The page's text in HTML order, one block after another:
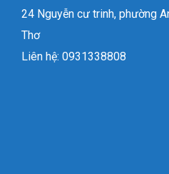
24 Nguyễn cư trinh, phường
Thơ
Liên hệ: 0931338808